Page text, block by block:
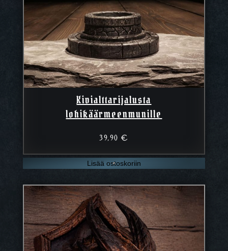
Kivialttarijalusta
lohikäärmeenmunille
39,90€
Lisää ostoskoriin